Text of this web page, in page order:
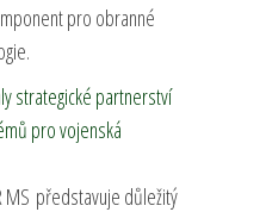
pro obranné
MS představuje důležitý